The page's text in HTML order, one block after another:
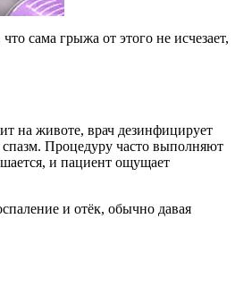
сама грыжа от этого не исчезает,
на животе, врач дезинфицирует
Процедуру часто выполняют
и пациент ощущает
и отёк, обычно давая